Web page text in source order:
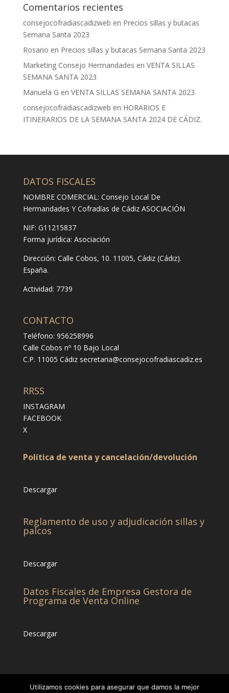
Comentarios recientes
consejocofradiascadizweb en Precios sillas y butacas
Semana Santa 2023
Rosario en Precios sillas y butacas Semana Santa 2023
Marketing Consejo Hermandades en VENTA SILLAS
SEMANA SANTA 2023
Manuela G en VENTA SILLAS SEMANA SANTA 2023
consejocofradiascadizweb en HORARIOS E
ITINERARIOS DE LA SEMANA SANTA 2024 DE CÁDIZ.
DATOS FISCALES
NOMBRE COMERCIAL: Consejo Local De
Hermandades Y Cofradías de Cádiz ASOCIACIÓN
NIF: G11215837
Forma jurídica: Asociación
Dirección: Calle Cobos, 10. 11005, Cádiz (Cádiz).
España.
Actividad: 7739
CONTACTO
Teléfono: 956258996
Calle Cobos nº 10 Bajo Local
C.P. 11005 Cádiz secretaria@consejocofradiascadiz.es
RRSS
INSTAGRAM
FACEBOOK
X
Política de venta y cancelación/devolución
Descargar
Reglamento de uso y adjudicación sillas y
palcos
Descargar
Datos Fiscales de Empresa Gestora de
Programa de Venta Online
Descargar
Utilizamos cookies para asegurar que damos la mejor